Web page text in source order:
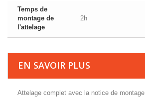
Temps de
montage de
l'attelage
2h
EN SAVOIR PLUS
Attelage complet avec la notice de montage